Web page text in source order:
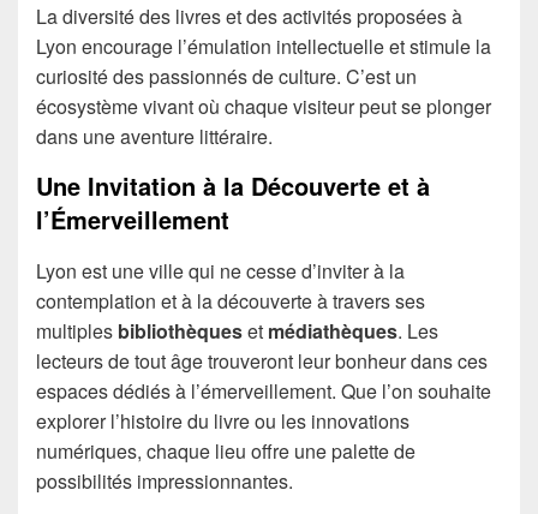
La diversité des livres et des activités proposées à
Lyon encourage l’émulation intellectuelle et stimule la
curiosité des passionnés de culture. C’est un
écosystème vivant où chaque visiteur peut se plonger
dans une aventure littéraire.
Une Invitation à la Découverte et à
l’Émerveillement
Lyon est une ville qui ne cesse d’inviter à la
contemplation et à la découverte à travers ses
multiples bibliothèqueset médiathèques. Les
lecteurs de tout âge trouveront leur bonheur dans ces
espaces dédiés à l’émerveillement. Que l’on souhaite
explorer l’histoire du livre ou les innovations
numériques, chaque lieu offre une palette de
possibilités impressionnantes.